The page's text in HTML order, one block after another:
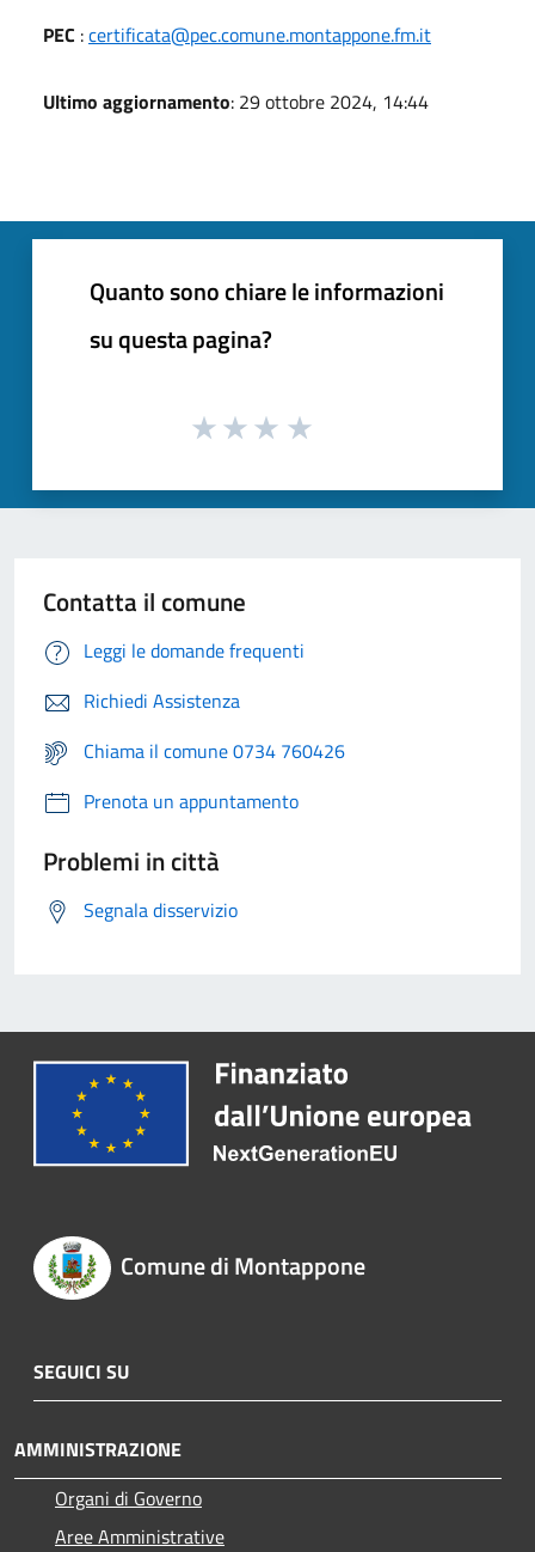
PEC :certificata@pec.comune.montappone.fm.it
Ultimo aggiornamento: 29 ottobre 2024, 14:44
Quanto sono chiare le informazioni
su questa pagina?
Contatta il comune
Leggi le domande frequenti
Richiedi Assistenza
Chiama il comune 0734 760426
Prenota un appuntamento
Problemi in città
Segnala disservizio
Comune di Montappone
SEGUICI SU
AMMINISTRAZIONE
Organi di Governo
Aree Amministrative